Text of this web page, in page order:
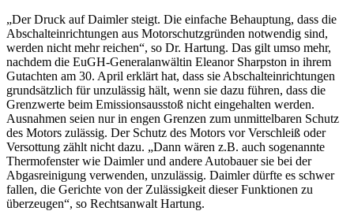
„Der Druck auf Daimler steigt. Die einfache Behauptung, dass die
Abschalteinrichtungen aus Motorschutzgründen notwendig sind,
werden nicht mehr reichen“, so Dr. Hartung. Das gilt umso mehr,
nachdem die EuGH-Generalanwältin Eleanor Sharpston in ihrem
Gutachten am 30. April erklärt hat, dass sie Abschalteinrichtungen
grundsätzlich für unzulässig hält, wenn sie dazu führen, dass die
Grenzwerte beim Emissionsausstoß nicht eingehalten werden.
Ausnahmen seien nur in engen Grenzen zum unmittelbaren Schutz
des Motors zulässig. Der Schutz des Motors vor Verschleiß oder
Versottung zählt nicht dazu. „Dann wären z.B. auch sogenannte
Thermofenster wie Daimler und andere Autobauer sie bei der
Abgasreinigung verwenden, unzulässig. Daimler dürfte es schwer
fallen, die Gerichte von der Zulässigkeit dieser Funktionen zu
überzeugen“, so Rechtsanwalt Hartung.